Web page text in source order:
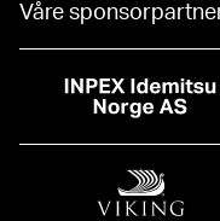
Våre